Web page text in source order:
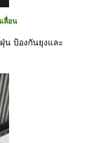
ลื่อน
น ป้องกันยุงและ